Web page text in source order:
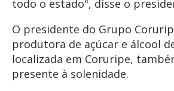
todo o estado", disse o
O presidente do Grupo
produtora de açúcar e álcool
localizada em Coruripe,
presente à solenidade.